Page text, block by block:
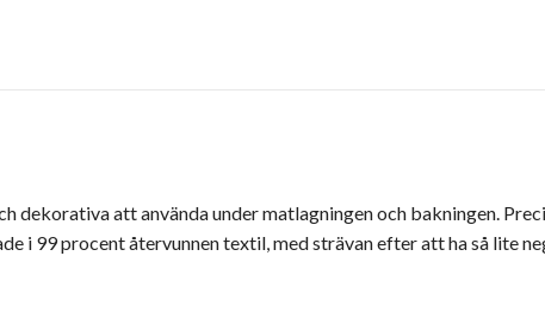
att använda under matlagningen och bakningen.
i 99 procent återvunnen textil, med strävan efter att ha så lite